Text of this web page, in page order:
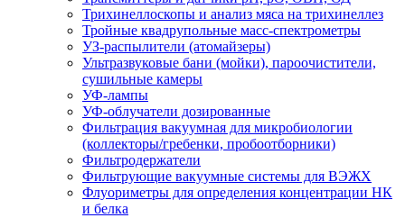
Трихинеллоскопы и анализ мяса на трихинеллез
Тройные квадрупольные масс-спектрометры
УЗ-распылители (атомайзеры)
Ультразвуковые бани (мойки), пароочистители,
сушильные камеры
УФ-лампы
УФ-облучатели дозированные
Фильтрация вакуумная для микробиологии
(коллекторы/гребенки, пробоотборники)
Фильтродержатели
Фильтрующие вакуумные системы для ВЭЖХ
Флуориметры для определения концентрации НК
и белка